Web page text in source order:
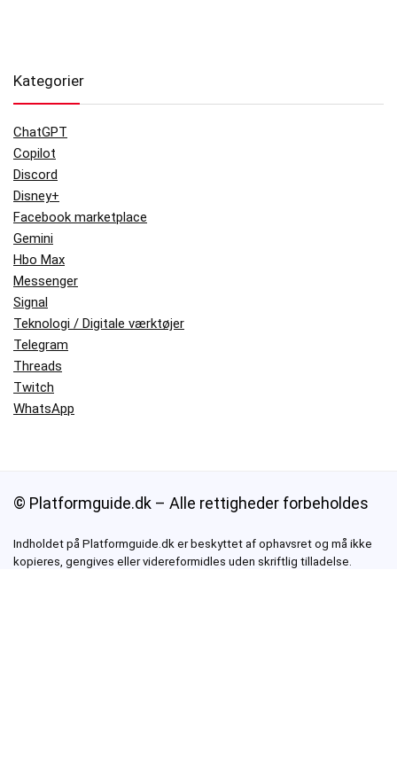
Kategorier
ChatGPT
Copilot
Discord
Disney+
Facebook marketplace
Gemini
Hbo Max
Messenger
Signal
Teknologi / Digitale værktøjer
Telegram
Threads
Twitch
WhatsApp
© Platformguide.dk – Alle rettigheder forbeholdes
Indholdet på Platformguide.dk er beskyttet af ophavsret og må ikke
kopieres, gengives eller videreformidles uden skriftlig tilladelse.